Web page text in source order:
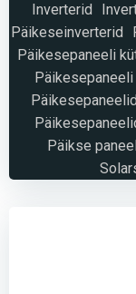
Inverterid
Päikeseinverterid
Päikesepaneeli
Päikse